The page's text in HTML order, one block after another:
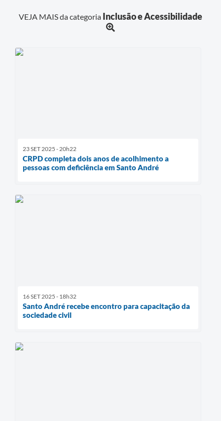
VEJA MAIS da categoria Inclusão e Acessibilidade
23 SET 2025 - 20h22
CRPD completa dois anos de acolhimento a
pessoas com deficiência em Santo André
16 SET 2025 - 18h32
Santo André recebe encontro para capacitação da
sociedade civil